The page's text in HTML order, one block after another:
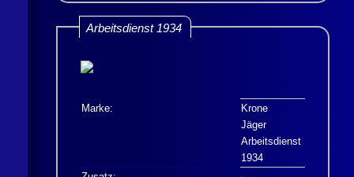
Arbeitsdienst 1934
Marke:
Krone
Jäger
Arbeitsdienst
1934